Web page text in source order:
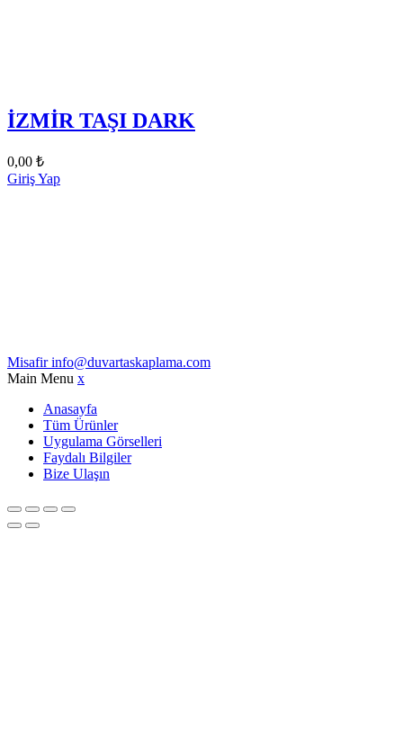
İZMİR TAŞI DARK
0,00 ₺
Giriş Yap
Misafirinfo@duvartaskaplama.com
Main Menu x
Anasayfa
Tüm Ürünler
Uygulama Görselleri
Faydalı Bilgiler
Bize Ulaşın